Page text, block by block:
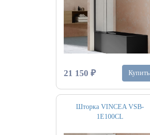
21 150 ₽ Купить
Шторка VINCEA VSB-
1E100CL